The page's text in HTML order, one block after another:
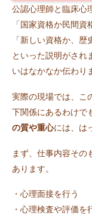
公認心理師と臨床心
「国家資格か民間資
「新しい資格か、歴
といった説明がされ
いはなかなか伝わり
実際の現場では、こ
下関係にあるわけで
の質や重心には、は
まず、仕事内容その
あります。
・心理面接を行う
・心理検査や評価を